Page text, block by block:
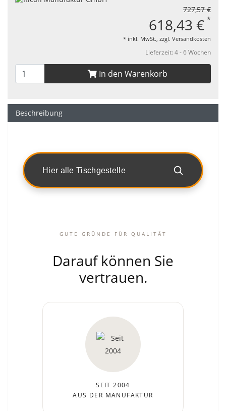
727,57 €
618,43 € *
* inkl. MwSt., zzgl. Versandkosten
Lieferzeit: 4 - 6 Wochen
In den Warenkorb
Beschreibung
Hier alle Tischgestelle
GUTE GRÜNDE FÜR QUALITÄT
Darauf können Sie
vertrauen.
SEIT 2004
AUS DER MANUFAKTUR